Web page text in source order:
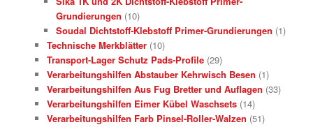
Grundierungen (10)
Soudal Dichtstoff-Klebstoff Primer-Grundierungen (1)
Technische Merkblätter (10)
Transport-Lager Schutz Pads-Profile (29)
Verarbeitungshilfen Abstauber Kehrwisch Besen (1)
Verarbeitungshilfen Aus Fug Bretter und Auflagen (33)
Verarbeitungshilfen Eimer Kübel Waschsets (14)
Verarbeitungshilfen Farb Pinsel-Roller-Walzen (51)